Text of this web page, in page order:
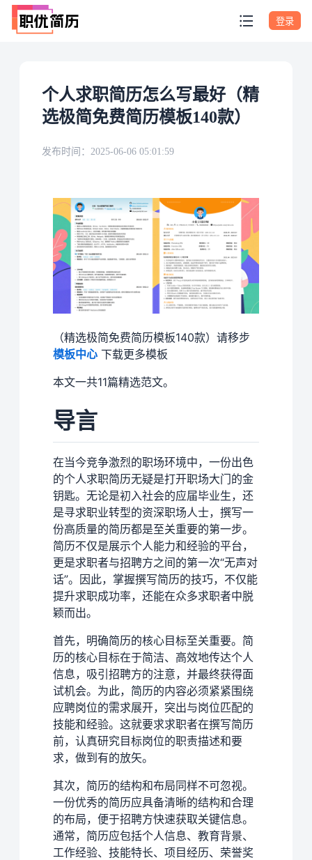
登录
个人求职简历怎么写最好（精
选极简免费简历模板140款）
发布时间： 2025-06-06 05:01:59
（精选极简免费简历模板140款）请移步
模板中心 下载更多模板
本文一共11篇精选范文。
导言
在当今竞争激烈的职场环境中，一份出色
的个人求职简历无疑是打开职场大门的金
钥匙。无论是初入社会的应届毕业生，还
是寻求职业转型的资深职场人士，撰写一
份高质量的简历都是至关重要的第一步。
简历不仅是展示个人能力和经验的平台，
更是求职者与招聘方之间的第一次“无声对
话”。因此，掌握撰写简历的技巧，不仅能
提升求职成功率，还能在众多求职者中脱
颖而出。
首先，明确简历的核心目标至关重要。简
历的核心目标在于简洁、高效地传达个人
信息，吸引招聘方的注意，并最终获得面
试机会。为此，简历的内容必须紧紧围绕
应聘岗位的需求展开，突出与岗位匹配的
技能和经验。这就要求求职者在撰写简历
前，认真研究目标岗位的职责描述和要
求，做到有的放矢。
其次，简历的结构和布局同样不可忽视。
一份优秀的简历应具备清晰的结构和合理
的布局，便于招聘方快速获取关键信息。
通常，简历应包括个人信息、教育背景、
工作经验、技能特长、项目经历、荣誉奖